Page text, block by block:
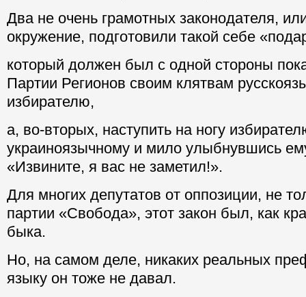
Два не очень грамотных законодателя,
окружение, подготовили такой себе
который должен был с одной стороны
Партии Регионов своим клятвам
избирателю,
а, во-вторых, наступить на ногу
украиноязычному и мило улыбнувшись
«Извините, я вас не заметил!».
Для многих депутатов от оппозиции, не
партии «Свобода», этот закон был, как
быка.
Но, на самом деле, никаких реальных
языку он тоже не давал.